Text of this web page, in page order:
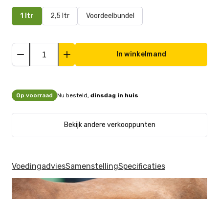
1 ltr 2,5 ltr Voordeelbundel
In winkelmand
Op voorraad Nu besteld, dinsdag in huis
Bekijk andere verkooppunten
VoedingadviesSamenstellingSpecificaties